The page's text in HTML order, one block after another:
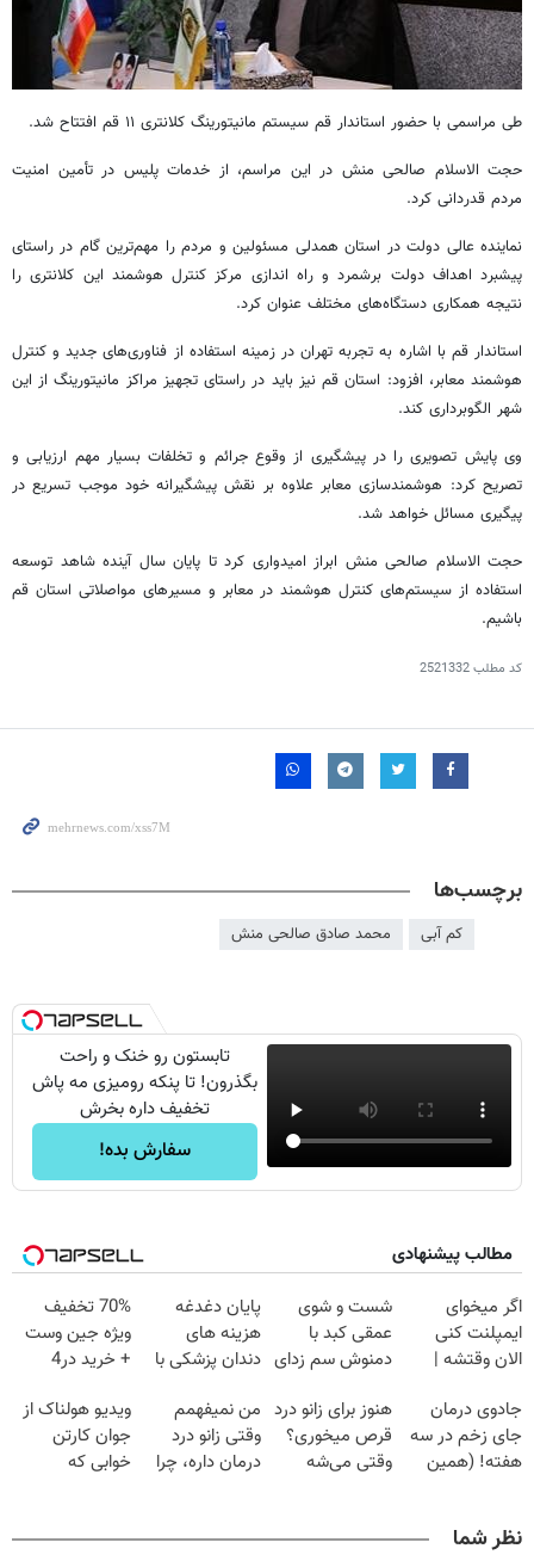
طی مراسمی با حضور استاندار قم سیستم مانیتورینگ کلانتری ۱۱ قم افتتاح شد.
حجت الاسلام صالحی منش در این مراسم، از خدمات پلیس در تأمین امنیت
مردم قدردانی کرد.
نماینده عالی دولت در استان همدلی مسئولین و مردم را مهم‌ترین گام در راستای
پیشبرد اهداف دولت برشمرد و راه اندازی مرکز کنترل هوشمند این کلانتری را
نتیجه همکاری دستگاه‌های مختلف عنوان کرد.
استاندار قم با اشاره به تجربه تهران در زمینه استفاده از فناوری‌های جدید و ‌کنترل
هوشمند معابر، افزود: استان قم نیز باید در راستای تجهیز مراکز مانیتورینگ از این
شهر الگوبرداری کند.
وی پایش تصویری را در پیشگیری از وقوع جرائم و تخلفات بسیار مهم ارزیابی و
تصریح کرد: هوشمندسازی معابر علاوه بر نقش پیشگیرانه خود موجب تسریع در
پیگیری مسائل خواهد شد.
حجت الاسلام صالحی منش ابراز امیدواری کرد تا پایان سال آینده شاهد توسعه
استفاده از سیستم‌های کنترل هوشمند در معابر و مسیرهای مواصلاتی استان قم
باشیم.
کد مطلب2521332
برچسب‌ها
کم آبی محمد صادق صالحی منش
تابستون رو خنک و راحت
بگذرون! تا پنکه رومیزی مه پاش
تخفیف داره بخرش
سفارش بده!
مطالب پیشنهادی
اگر میخوای
ایمپلنت کنی
الان وقتشه |
میلیون تومان!!!
شست و شوی
عمقی کبد با
دمنوش سم زدای
پایان دغدغه
هزینه های
دندان پزشکی با
خانگی
70% تخفیف
ویژه جین وست
+ خرید در4
جادوی درمان
جای زخم در سه
هفته! (همین
هنوز برای زانو درد
قرص میخوری؟
وقتی می‌شه
من نمیفهمم
وقتی زانو درد
درمان داره، چرا
ویدیو هولناک از
جوان کارتن
خوابی که
نظر شما